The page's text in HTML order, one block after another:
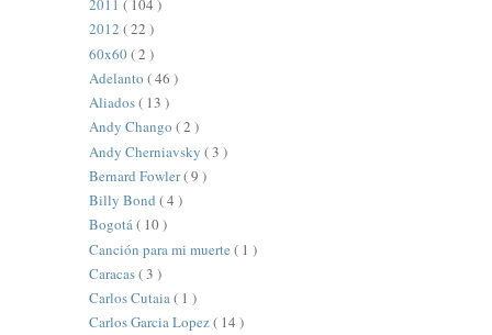
2011 ( 104 )
2012 ( 22 )
60x60( 2 )
Adelanto ( 46 )
Aliados( 13 )
Andy Chango ( 2 )
Andy Cherniavsky ( 3 )
Bernard Fowler( 9 )
Billy Bond ( 4 )
Bogotá( 10 )
Canción para mi muerte ( 1 )
Caracas( 3 )
Carlos Cutaia( 1 )
Carlos Garcia Lopez( 14 )